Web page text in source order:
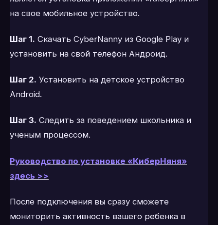
на свое мобильное устройство.
Шаг 1. Скачать CyberNanny из Google Play и
установить на свой телефон Андроид.
Шаг 2. Установить на детское устройство
Android.
Шаг 3. Следить за поведением школьника и
ученым процессом.
Руководство по установке «КиберНяня»
здесь >>
После подключения вы сразу сможете
мониторить активность вашего ребенка в